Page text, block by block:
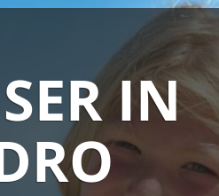
IN
uns